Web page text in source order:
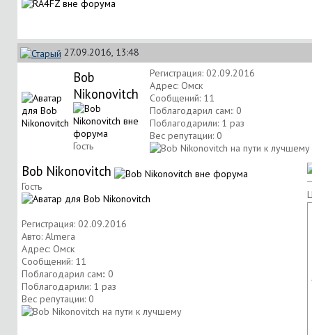
27.09.2016, 13:48
Bob
Nikonovitch
Гость
Регистрация: 02.09.2016
Адрес: Омск
Сообщений: 11
Поблагодарил сам:: 0
Поблагодарили: 1 раз
Вес репутации: 0
Bob Nikonovitch
Гость
Регистрация: 02.09.2016
Авто: Almera
Адрес: Омск
Сообщений: 11
Поблагодарил сам:: 0
Поблагодарили: 1 раз
Вес репутации: 0